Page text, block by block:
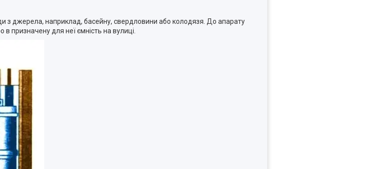
з джерела, наприклад, басейну, свердловини або колодязя. До апарату
призначену для неї ємність на вулиці.